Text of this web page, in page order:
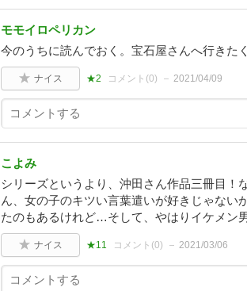
モモイロペリカン
今のうちに読んでおく。宝石屋さんへ行きた
ナイス ★2 コメント(0) 2021/04/09
こよみ
シリーズというより、沖田さん作品三冊目
ん、女の子のキツい言葉遣いが好きじゃない
たのもあるけれど…そして、やはりイケメン
ナイス ★11 コメント(0) 2021/03/06